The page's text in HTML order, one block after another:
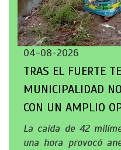
04-08-2026
TRAS EL FUERTE
MUNICIPALIDAD
CON UN AMPLIO
La caída de 42
una hora provocó